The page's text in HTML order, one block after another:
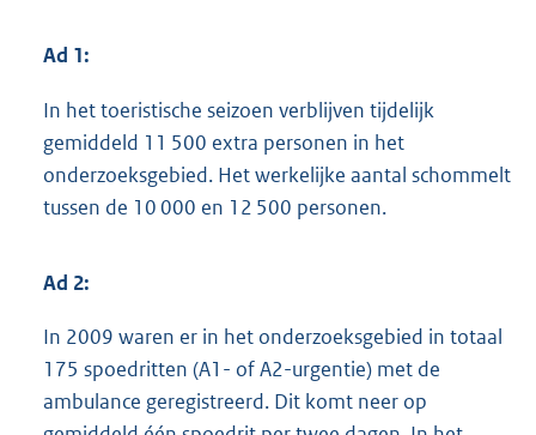
Ad 1:
In het toeristische seizoen verblijven tijdelijk
gemiddeld 11 500 extra personen in het
onderzoeksgebied. Het werkelijke aantal schommelt
tussen de 10 000 en 12 500 personen.
Ad 2:
In 2009 waren er in het onderzoeksgebied in totaal
175 spoedritten (A1- of A2-urgentie) met de
ambulance geregistreerd. Dit komt neer op